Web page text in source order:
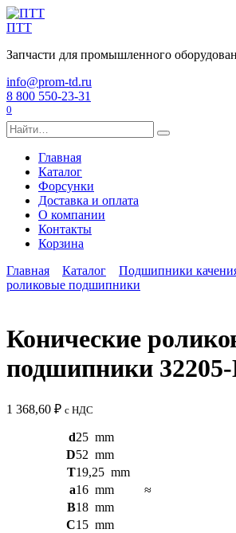
Перейти
к
ПТТ
Запчасти для промышленного
info@prom-td.ru
8 800 550-23-31
0
Search
for:
Главная
Каталог
Форсунки
Доставка и оплата
О компании
Контакты
Корзина
Главная
Каталог Подшипники
роликовые подшипники
Конические
подшипники
1 368,60 ₽ с НДС
d25 mm
D52 mm
T19,25 mm
a16 mm
≈
B18 mm
C15 mm